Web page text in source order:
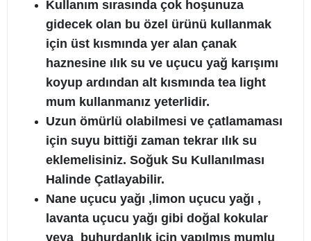
Kullanım sırasında çok hoşunuza
gidecek olan bu özel ürünü kullanmak
için üst kısmında yer alan çanak
haznesine ılık su ve uçucu yağ karışımı
koyup ardından alt kısmında tea light
mum kullanmanız yeterlidir.
Uzun ömürlü olabilmesi ve çatlamaması
için suyu bittiği zaman tekrar ılık su
eklemelisiniz. Soğuk Su Kullanılması
Halinde Çatlayabilir.
Nane uçucu yağı ,limon uçucu yağı ,
lavanta uçucu yağı gibi doğal kokular
veya buhurdanlık için yapılmış mumlu